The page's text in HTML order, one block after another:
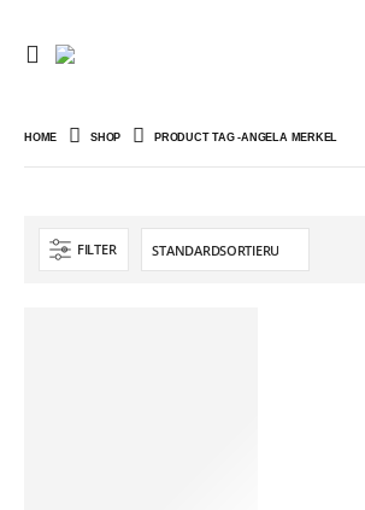
HOME SHOP PRODUCT TAG -ANGELA MERKEL
FILTER